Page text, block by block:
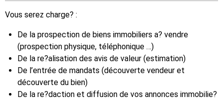
Vous serez charge? :
De la prospection de biens immobiliers a? vendre
(prospection physique, téléphonique …)
De la re?alisation des avis de valeur (estimation)
De l’entrée de mandats (découverte vendeur et
découverte du bien)
De la re?daction et diffusion de vos annonces immobilie?